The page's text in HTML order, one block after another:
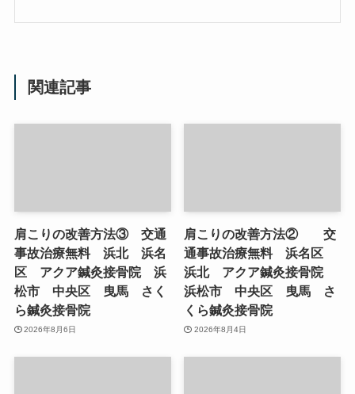
関連記事
肩こりの改善方法③ 交通
事故治療無料 浜北 浜名
区 アクア鍼灸接骨院 浜
松市 中央区 曳馬 さく
ら鍼灸接骨院
2026年8月6日
肩こりの改善方法② 交
通事故治療無料 浜名区
浜北 アクア鍼灸接骨院
浜松市 中央区 曳馬 さ
くら鍼灸接骨院
2026年8月4日